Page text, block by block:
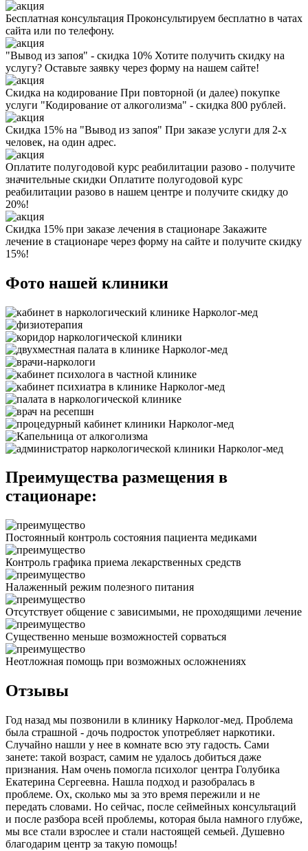
Бесплатная консультация Проконсультируем бесплатно в чатах
сайта или по телефону.
"Вывод из запоя" - скидка 10% Хотите получить скидку на
услугу? Оставьте заявку через форму на нашем сайте!
Скидка на кодирование При повторной (и далее) покупке
услуги "Кодирование от алкоголизма" - скидка 800 рублей.
Скидка 15% на "Вывод из запоя" При заказе услуги для 2-х
человек, на один адрес.
Оплатите полугодовой курс реабилитации разово - получите
значительные скидки Оплатите полугодовой курс
реабилитации разово в нашем центре и получите скидку до
20%!
Скидка 15% при заказе лечения в стационаре Закажите
лечение в стационаре через форму на сайте и получите скидку
15%!
Фото нашей клиники
Преимущества размещения в
стационаре:
Постоянный контроль состояния пациента медиками
Контроль графика приема лекарственных средств
Налаженный режим полезного питания
Отсутствует общение с зависимыми, не проходящими лечение
Существенно меньше возможностей сорваться
Неотложная помощь при возможных осложнениях
Отзывы
Год назад мы позвонили в клинику Нарколог-мед. Проблема
была страшной - дочь подросток употребляет наркотики.
Случайно нашли у нее в комнате всю эту гадость. Сами
занете: такой возраст, самим не удалось добиться даже
признания. Нам очень помогла психолог центра Голубика
Екатерина Сергеевна. Нашла подход и разобралась в
проблеме. Ох, сколько мы за это время пережили и не
передать словами. Но сейчас, после сеймейных консультаций
и после разбора всей проблемы, которая была намного глубже,
мы все стали взрослее и стали настоящей семьей. Душевно
благодарим центр за такую помощь!